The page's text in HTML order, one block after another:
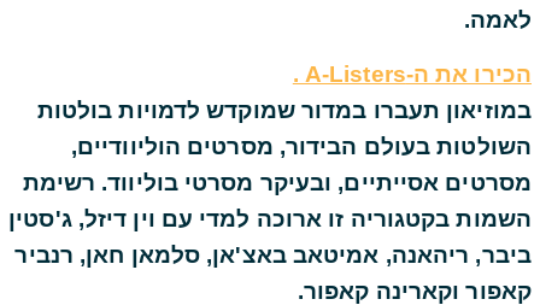
לאמה.
הכירו את ה-A-Listers .
במוזיאון תעברו במדור שמוקדש לדמויות בולטות
השולטות בעולם הבידור, מסרטים הוליוודיים,
מסרטים אסייתיים, ובעיקר מסרטי בוליווד. רשימת
השמות בקטגוריה זו ארוכה למדי עם וין דיזל, ג'סטין
ביבר, ריהאנה, אמיטאב באצ'אן, סלמאן חאן, רנביר
קאפור וקארינה קאפור.